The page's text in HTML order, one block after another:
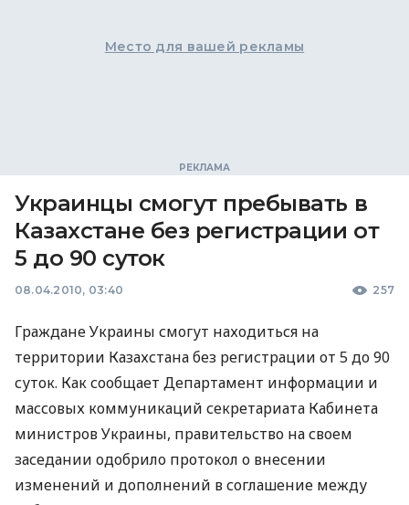
Место для вашей рекламы
Украинцы смогут пребывать в
Казахстане без регистрации от
5 до 90 суток
08.04.2010, 03:40 257
Граждане Украины смогут находиться на
территории Казахстана без регистрации от 5 до 90
суток. Как сообщает Департамент информации и
массовых коммуникаций секретариата Кабинета
министров Украины, правительство на своем
заседании одобрило протокол о внесении
изменений и дополнений в соглашение между